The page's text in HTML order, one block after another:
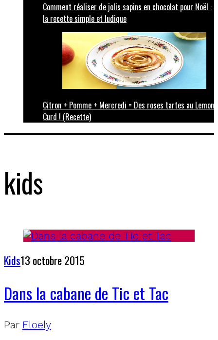
Comment réaliser de jolis sapins en chocolat pour Noël :
la recette simple et ludique
Citron + Pomme + Mercredi = Des roses tartes au Lemon
Curd ! (Recette)
kids
Kids13 octobre 2015
Dans la cabane de Tic et Tac
Par Eloely